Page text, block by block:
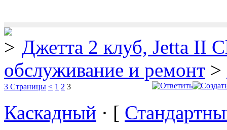
Джетта 2 клуб, Jetta II
обслуживание и ремонт >
3 Страницы < 1 2 3
Каскадный · [